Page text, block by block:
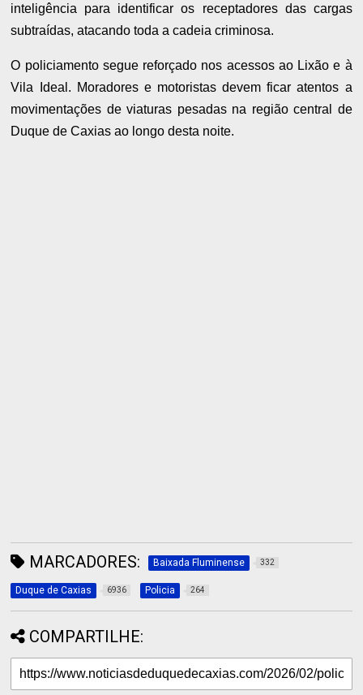
inteligência para identificar os receptadores das cargas
subtraídas, atacando toda a cadeia criminosa.
O policiamento segue reforçado nos acessos ao Lixão e à
Vila Ideal. Moradores e motoristas devem ficar atentos a
movimentações de viaturas pesadas na região central de
Duque de Caxias ao longo desta noite.
MARCADORES: Baixada Fluminense 332
Duque de Caxias 6936 Policia 264
COMPARTILHE: